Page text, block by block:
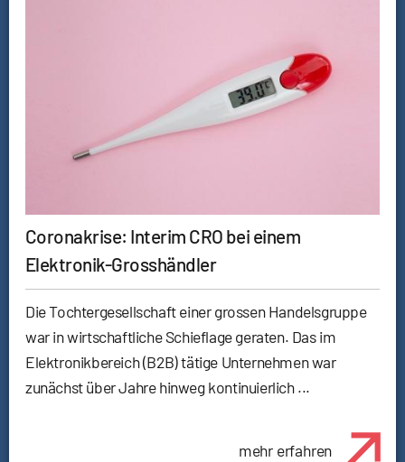
Coronakrise: Interim CRO bei einem
Elektronik-Grosshändler
Die Tochtergesellschaft einer grossen Handelsgruppe
war in wirtschaftliche Schieflage geraten. Das im
Elektronikbereich (B2B) tätige Unternehmen war
zunächst über Jahre hinweg kontinuierlich ...
mehr erfahren